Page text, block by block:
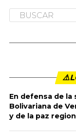
En defensa de la
Bolivariana de
y de la paz